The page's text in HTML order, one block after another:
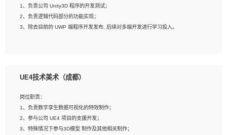
1、负责公司 Unity3D 程序的开发测试；
2、负责逻辑代码部分的功能实现；
3、除去目前的 UWP 端程序开发发布, 后续对多端开发进行学习投入。
2、熟练掌握 Unity3D 程序开发，精通 C# 语言开发；
4、有良好的沟通能力和团队合作意识；
5、开发过 HoloLens 程序者优先。
UE4技术美术（成都）
岗位职责：
1、负责数字孪生数据可视化的特效制作；
2、参与公司 UE4 项目的支援开发；
3、特殊情况下参与3D模型 制作及其他相关制作；